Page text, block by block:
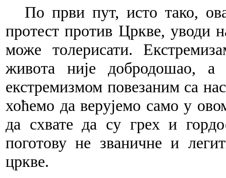
По први пут, исто тако,
протест против Цркве, уводи
може толерисати.
живота није добродошао, а
екстремизмом повезаним са
хоћемо да верујемо само у
да схвате да су грех и
поготову не званичне и
цркве.